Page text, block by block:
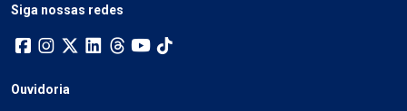
Siga nossas redes
Ouvidoria